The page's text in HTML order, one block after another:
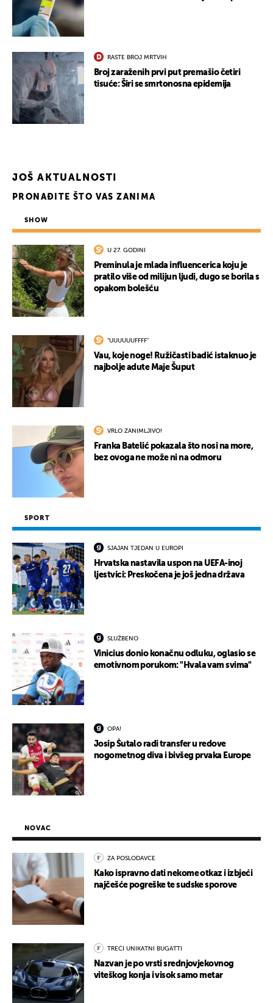
RASTE BROJ MRTVIH
Broj zaraženih prvi put premašio četiri
tisuće: Širi se smrtonosna epidemija
JOŠ AKTUALNOSTI
PRONAĐITE ŠTO VAS ZANIMA
SHOW
U 27. GODINI
Preminula je mlada influencerica koju je
pratilo više od milijun ljudi, dugo se borila s
opakom bolešću
"UUUUUUFFFF"
Vau, koje noge! Ružičasti badić istaknuo je
najbolje adute Maje Šuput
VRLO ZANIMLJIVO!
Franka Batelić pokazala što nosi na more,
bez ovoga ne može ni na odmoru
SPORT
SJAJAN TJEDAN U EUROPI
Hrvatska nastavila uspon na UEFA-inoj
ljestvici: Preskočena je još jedna država
SLUŽBENO
Vinicius donio konačnu odluku, oglasio se
emotivnom porukom: "Hvala vam svima"
OPA!
Josip Šutalo radi transfer u redove
nogometnog diva i bivšeg prvaka Europe
NOVAC
ZA POSLODAVCE
Kako ispravno dati nekome otkaz i izbjeći
najčešće pogreške te sudske sporove
TREĆI UNIKATNI BUGATTI
Nazvan je po vrsti srednjovjekovnog
viteškog konja i visok samo metar
UKLJUČITE NOTIFIKACIJE